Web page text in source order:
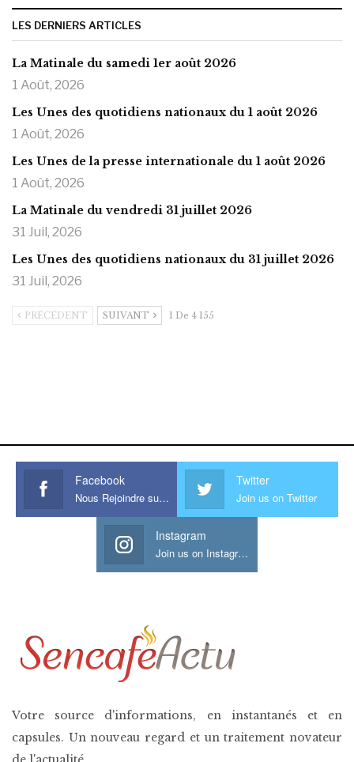
LES DERNIERS ARTICLES
La Matinale du samedi 1er août 2026
1 Août, 2026
Les Unes des quotidiens nationaux du 1 août 2026
1 Août, 2026
Les Unes de la presse internationale du 1 août 2026
1 Août, 2026
La Matinale du vendredi 31 juillet 2026
31 Juil, 2026
Les Unes des quotidiens nationaux du 31 juillet 2026
31 Juil, 2026
PRÉCÉDENT SUIVANT 1 De 4 155
Facebook
Nous Rejoindre sur Facebook
Twitter
Join us on Twitter
Instagram
Join us on Instagram
Votre source d'informations, en instantanés et en
capsules. Un nouveau regard et un traitement novateur